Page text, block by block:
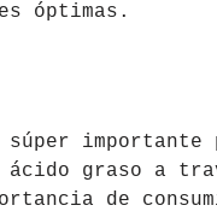
óptimas.
súper importante
graso a
de